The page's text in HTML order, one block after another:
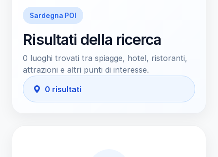
Sardegna POI
Risultati della ricerca
0 luoghi trovati tra spiagge, hotel, ristoranti,
attrazioni e altri punti di interesse.
0 risultati